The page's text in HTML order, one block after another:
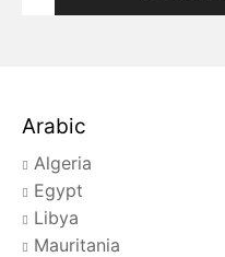
Arabic
Algeria
Egypt
Libya
Mauritania